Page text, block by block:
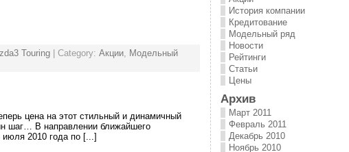
Touring | Category: Акции, Модельный
цена на этот стильный и динамичный
шаг… В направлении ближайшего
2010 года по [...]
История компании
Кредитование
Модельный ряд
Новости
Рейтинги
Статьи
Цены
Архив
Март 2011
Февраль 2011
Декабрь 2010
Ноябрь 2010